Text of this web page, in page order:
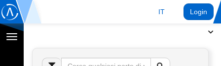
IT Login
Toggle
navigation